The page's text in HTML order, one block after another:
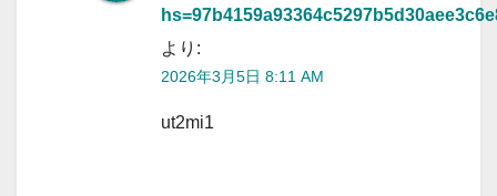
より:
2026年3月5日 8:11 AM
ut2mi1